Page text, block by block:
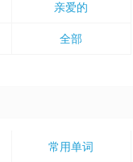
亲爱的
全部
常用单词